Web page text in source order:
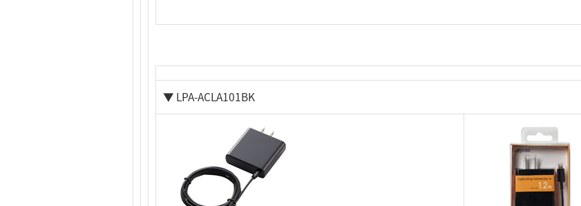
▼ LPA-ACLA101BK